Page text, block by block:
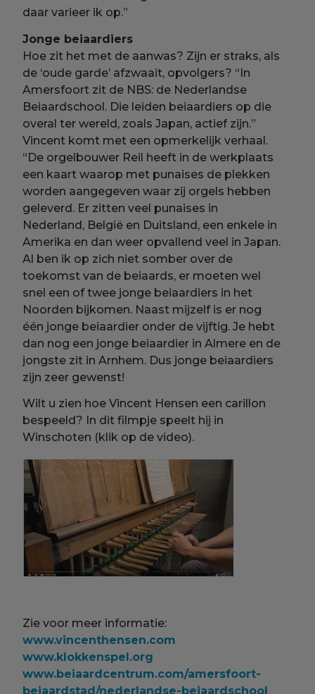
daar varieer ik op.”
Jonge beiaardiers
Hoe zit het met de aanwas? Zijn er straks, als
de ‘oude garde’ afzwaait, opvolgers? “In
Amersfoort zit de NBS: de Nederlandse
Beiaardschool. Die leiden beiaardiers op die
overal ter wereld, zoals Japan, actief zijn.”
Vincent komt met een opmerkelijk verhaal.
“De orgelbouwer Reil heeft in de werkplaats
een kaart waarop met punaises de plekken
worden aangegeven waar zij orgels hebben
geleverd. Er zitten veel punaises in
Nederland, België en Duitsland, een enkele in
Amerika en dan weer opvallend veel in Japan.
Al ben ik op zich niet somber over de
toekomst van de beiaards, er moeten wel
snel een of twee jonge beiaardiers in het
Noorden bijkomen. Naast mijzelf is er nog
één jonge beiaardier onder de vijftig. Je hebt
dan nog een jonge beiaardier in Almere en de
jongste zit in Arnhem. Dus jonge beiaardiers
zijn zeer gewenst!
Wilt u zien hoe Vincent Hensen een carillon
bespeeld? In dit filmpje speelt hij in
Winschoten (klik op de video).
Zie voor meer informatie:
www.vincenthensen.com
www.klokkenspel.org
www.beiaardcentrum.com/amersfoort-
beiaardstad/nederlandse-beiaardschool